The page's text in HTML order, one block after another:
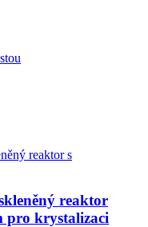
reaktor
pro krystalizaci